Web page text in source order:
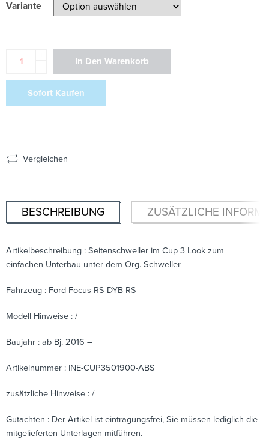
Variante
+
-
In Den Warenkorb
Sofort Kaufen
Vergleichen
BESCHREIBUNG ZUSÄTZLICHE
Artikelbeschreibung : Seitenschweller im Cup 3 Look zum
einfachen Unterbau unter dem Org. Schweller
Fahrzeug : Ford Focus RS DYB-RS
Modell Hinweise : /
Baujahr : ab Bj. 2016 –
Artikelnummer : INE-CUP3501900-ABS
zusätzliche Hinweise : /
Gutachten : Der Artikel ist eintragungsfrei, Sie müssen lediglich die
mitgelieferten Unterlagen mitführen.